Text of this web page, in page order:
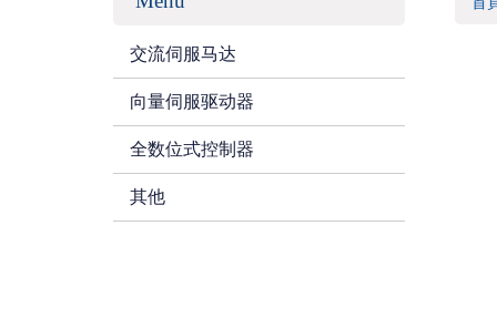
交流伺服马达
向量伺服驱动器
全数位式控制器
其他